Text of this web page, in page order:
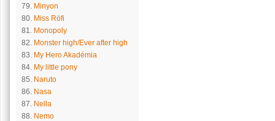
79. Minyon
80. Miss Röfi
81. Monopoly
82. Monster high/Ever after high
83. My Hero Akadémia
84. My little pony
85. Naruto
86. Nasa
87. Nella
88. Nemo